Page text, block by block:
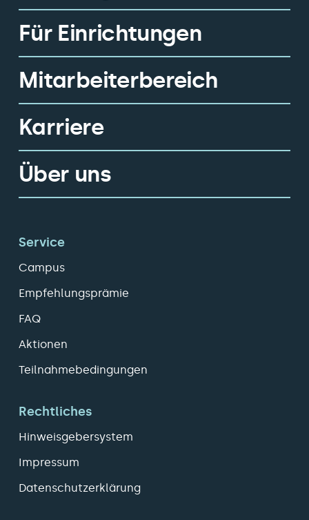
Für Einrichtungen
Mitarbeiterbereich
Karriere
Über uns
Service
Campus
Empfehlungsprämie
FAQ
Aktionen
Teilnahmebedingungen
Rechtliches
Hinweisgebersystem
Impressum
Datenschutzerklärung